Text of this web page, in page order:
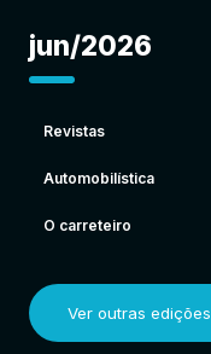
jun/2026
Revistas
Automobilística
O carreteiro
Ver outras edições